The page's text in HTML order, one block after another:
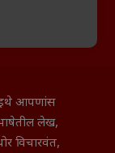
इथे आपणांस
भाषेतील लेख,
विचारवंत,